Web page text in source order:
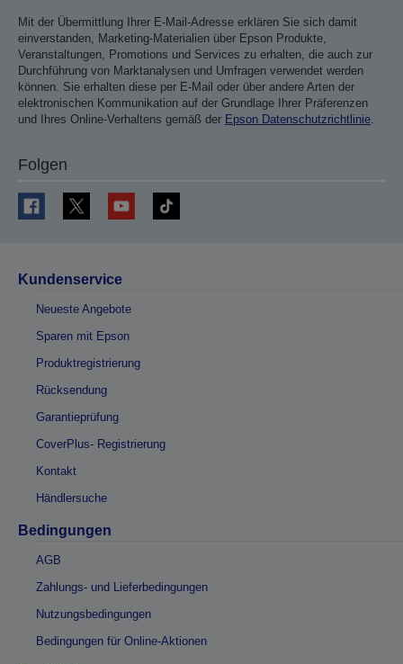
Mit der Übermittlung Ihrer E-Mail-Adresse erklären Sie sich damit
einverstanden, Marketing-Materialien über Epson Produkte,
Veranstaltungen, Promotions und Services zu erhalten, die auch zur
Durchführung von Marktanalysen und Umfragen verwendet werden
können. Sie erhalten diese per E-Mail oder über andere Arten der
elektronischen Kommunikation auf der Grundlage Ihrer Präferenzen
und Ihres Online-Verhaltens gemäß der Epson Datenschutzrichtlinie
Folgen
Kundenservice
Neueste Angebote
Sparen mit Epson
Produktregistrierung
Rücksendung
Garantieprüfung
CoverPlus- Registrierung
Kontakt
Händlersuche
Bedingungen
AGB
Zahlungs- und Lieferbedingungen
Nutzungsbedingungen
Bedingungen für Online-Aktionen